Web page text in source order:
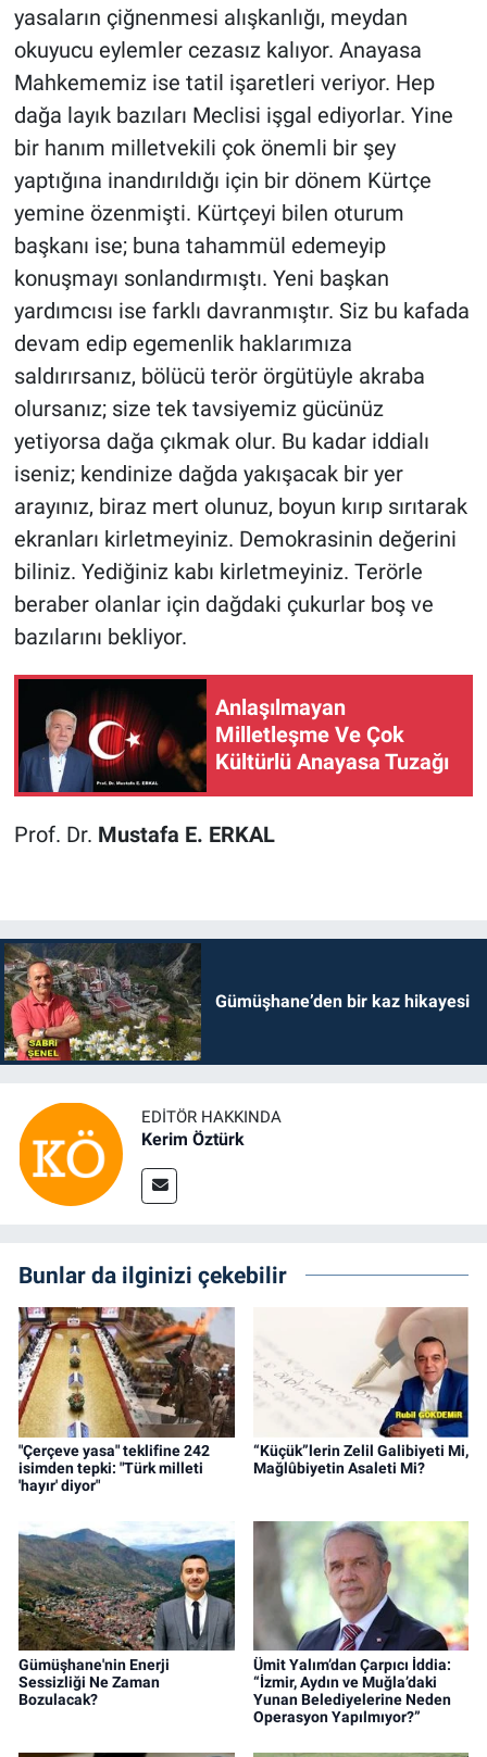
yasaların çiğnenmesi alışkanlığı, meydan
okuyucu eylemler cezasız kalıyor. Anayasa
Mahkememiz ise tatil işaretleri veriyor. Hep
dağa layık bazıları Meclisi işgal ediyorlar. Yine
bir hanım milletvekili çok önemli bir şey
yaptığına inandırıldığı için bir dönem Kürtçe
yemine özenmişti. Kürtçeyi bilen oturum
başkanı ise; buna tahammül edemeyip
konuşmayı sonlandırmıştı. Yeni başkan
yardımcısı ise farklı davranmıştır. Siz bu kafada
devam edip egemenlik haklarımıza
saldırırsanız, bölücü terör örgütüyle akraba
olursanız; size tek tavsiyemiz gücünüz
yetiyorsa dağa çıkmak olur. Bu kadar iddialı
iseniz; kendinize dağda yakışacak bir yer
arayınız, biraz mert olunuz, boyun kırıp sırıtarak
ekranları kirletmeyiniz. Demokrasinin değerini
biliniz. Yediğiniz kabı kirletmeyiniz. Terörle
beraber olanlar için dağdaki çukurlar boş ve
bazılarını bekliyor.
Anlaşılmayan
Milletleşme Ve Çok
Kültürlü Anayasa Tuzağı
Prof. Dr. Mustafa E. ERKAL
Gümüşhane’den bir kaz hikayesi
EDITÖR HAKKINDA
Kerim Öztürk
Bunlar da ilginizi çekebilir
"Çerçeve yasa" teklifine 242
isimden tepki: "Türk milleti
'hayır' diyor"
“Küçük”lerin Zelil Galibiyeti Mi,
Mağlûbiyetin Asaleti Mi?
Gümüşhane'nin Enerji
Sessizliği Ne Zaman
Bozulacak?
Ümit Yalım’dan Çarpıcı İddia:
“İzmir, Aydın ve Muğla’daki
Yunan Belediyelerine Neden
Operasyon Yapılmıyor?”